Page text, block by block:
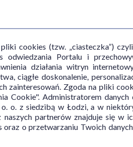
i małych dzieci.
warstwy
filtrem UV.
jej naturalne
cookies (tzw. „ciasteczka”)
Portalu i
działania witryn
ciągłe doskonalenie,
zainteresowań. Zgoda na pliki
Cookie". Administratorem danych
o. z siedzibą w Łodzi, a w
partnerów znajduje się w
o przetwarzaniu Twoich